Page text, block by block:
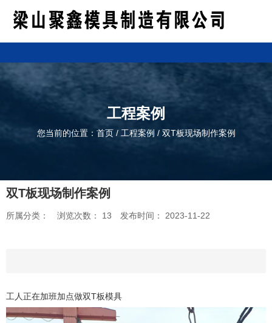
工程案例
您当前的位置：首页 / 工程案例 / 双T板现场制作案例
双T板现场制作案例
所属分类： 浏览次数： 13 发布时间： 2023-11-22
工人正在加班加点做双T板模具